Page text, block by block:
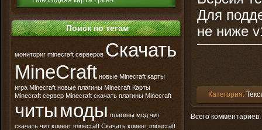
Поиск по тегам
мониториг minecraft серверов Скачать
MineCraft новые Minecraft карты
игра Minecraft новые плагины Minecraft Карты
Minecraft сервер Minecraft скачать плагины Minecraft
читымоды плагины мод чит
скачать чит клиент minecraft Скачать клиент minecraft
Для
не ниже
Категория:
Всего комментариев: